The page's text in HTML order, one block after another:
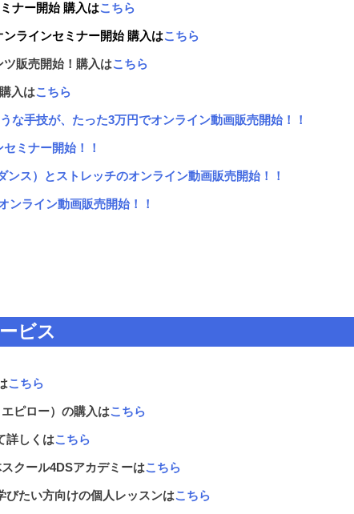
ナー開始 購入はこちら
ラインセミナー開始 購入はこちら
販売開始！購入はこちら
入はこちら
な手技が、たった3万円でオンライン動画販売開始！！
ミナー開始！！
ンス）とストレッチのオンライン動画販売開始！！
ンライン動画販売開始！！
ビス
こちら
ピロー）の購入はこちら
詳しくはこちら
クール4DSアカデミーはこちら
びたい方向けの個人レッスンはこちら